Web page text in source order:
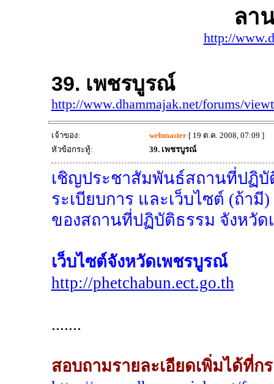
ลา
http://
39. เพชรบูรณ์
http://www.dhammajak.net/forums/
เจ้าของ: webmaster[ 19 ต.ค. 2008, 07:09 ]
หัวข้อกระทู้:
39. เพชรบูรณ์
เชิญประชาสัมพันธ์สถานที่ปฏิบั
ระเบียบการ และเว็บไซต์ (ถ้ามี)
ของสถานที่ปฏิบัติธรรม จังหวัด
เว็บไซต์จังหวัดเพชรบูรณ์
http://phetchabun.ect.go.th
.......
สอบถามรายละเอียดเพิ่มได้ที่